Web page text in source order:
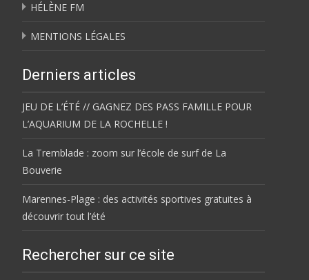
HÉLÈNE FM
MENTIONS LÉGALES
Derniers articles
JEU DE L’ÉTÉ // GAGNEZ DES PASS FAMILLE POUR
L’AQUARIUM DE LA ROCHELLE !
La Tremblade : zoom sur l’école de surf de La
Bouverie
Marennes-Plage : des activités sportives gratuites à
découvrir tout l’été
Rechercher sur ce site